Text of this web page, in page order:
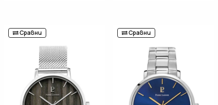
Сравни Сравни